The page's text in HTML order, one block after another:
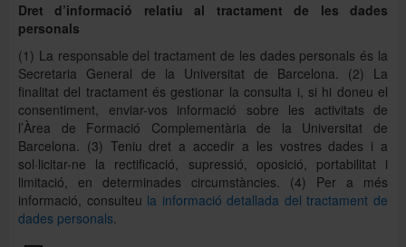
Dret d’informació relatiu al tractament de les dades
personals
(1) La responsable del tractament de les dades personals és la
Secretaria General de la Universitat de Barcelona. (2) La
finalitat del tractament és gestionar la consulta i, si hi doneu el
consentiment, enviar-vos informació sobre les activitats de
l’Àrea de Formació Complementària de la Universitat de
Barcelona. (3) Teniu dret a accedir a les vostres dades i a
sol·licitar-ne la rectificació, supressió, oposició, portabilitat i
limitació, en determinades circumstàncies. (4) Per a més
informació, consulteu la informació detallada del tractament de
dades personals.